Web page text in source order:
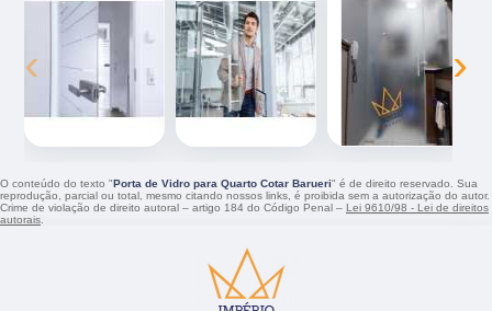
‹ ›
O conteúdo do texto "Porta de Vidro para Quarto Cotar Barueri" é de direito reservado. Sua
reprodução, parcial ou total, mesmo citando nossos links, é proibida sem a autorização do autor.
Crime de violação de direito autoral – artigo 184 do Código Penal – Lei 9610/98 - Lei de direitos
autorais